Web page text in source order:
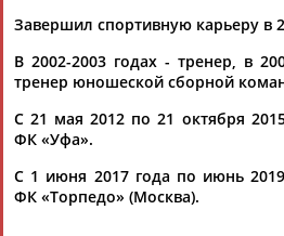
Федора Черенкова
...Терехин, Юрий Жирков, Алексей
Андрей Каряка,... ...Каряка, Максим
Эрик Корчагин,
(Проект:Информационное агентство
14.11.2024
Завершил спортивную карьеру в
В 2002-2003 годах - тренер, в
тренер юношеской сборной
С 21 мая 2012 по 21 октября
ФК «Уфа».
С 1 июня 2017 года по июнь
ФК «Торпедо» (Москва).